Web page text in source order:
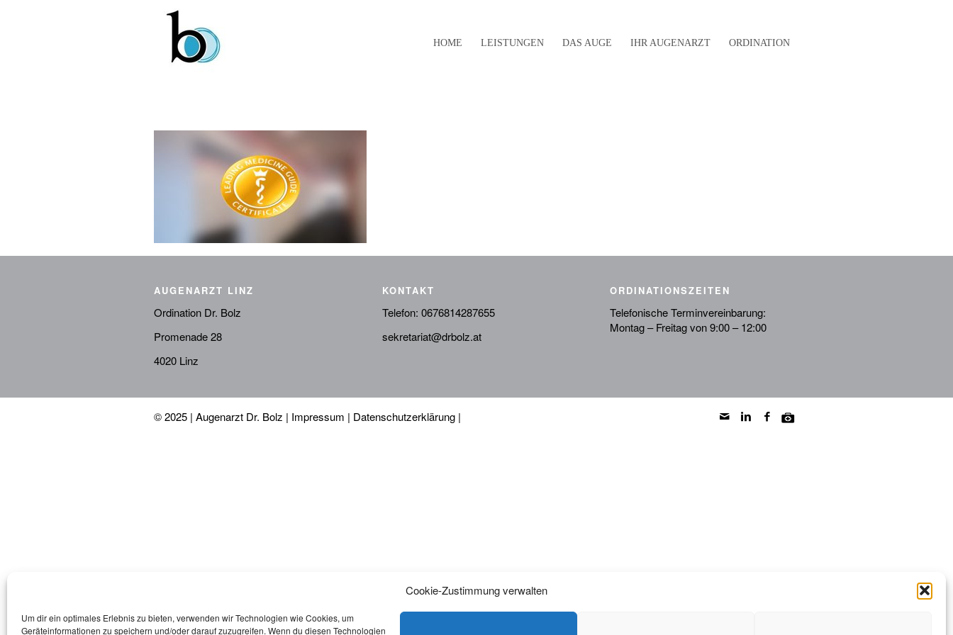
Cookie-Zustimmung verwalten
Um dir ein optimales Erlebnis zu bieten, verwenden wir Technologien wie Cookies, um
Geräteinformationen zu speichern und/oder darauf zuzugreifen. Wenn du diesen Technologien
HOME LEISTUNGEN DAS AUGE IHR AUGENARZT ORDINATION
AUGENARZT LINZ
Ordination Dr. Bolz
Promenade 28
4020 Linz
KONTAKT
Telefon: 0676814287655
sekretariat@drbolz.at
ORDINATIONSZEITEN
Telefonische Terminvereinbarung:
Montag – Freitag von 9:00 – 12:00
© 2025 | Augenarzt Dr. Bolz | Impressum | Datenschutzerklärung |